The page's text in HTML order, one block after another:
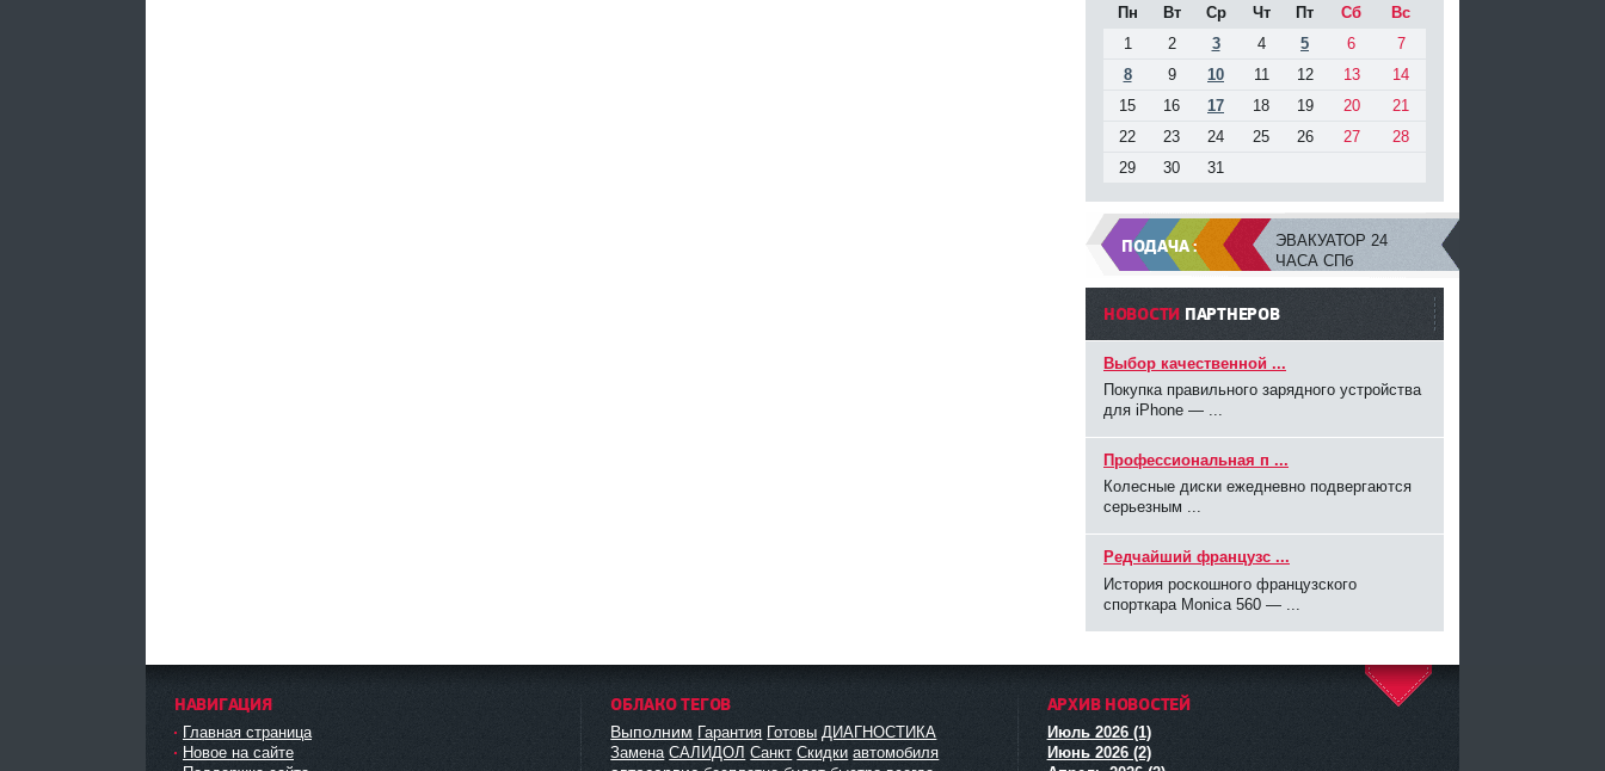
Пн Вт Ср Чт Пт Сб
Вс
1
2 3 4 5 6
7
8
9 10 11 12 13
14
15
16 17 18 19 20
21
22
23 24 25 26 27
28
29
30 31
ЭВАКУАТОР 24
ЧАСА СПб
ПОДАЧА :
НОВОСТИ ПАРТНЕРОВ
Выбор качественной ...
Покупка правильного зарядного устройства
для iPhone — ...
Профессиональная п ...
Колесные диски ежедневно подвергаются
серьезным ...
Редчайший французс ...
История роскошного французского
спорткара Monica 560 — ...
НАВИГАЦИЯ
Главная страница
Новое на сайте
ОБЛАКО ТЕГОВ
Выполним Гарантия Готовы ДИАГНОСТИКА
Замена САЛИДОЛ Санкт Скидки автомобиля
АРХИВ НОВОСТЕЙ
Июль 2026 (1)
Июнь 2026 (2)